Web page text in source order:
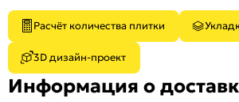
Расчёт количества плитки
3D дизайн-проект
Информация о